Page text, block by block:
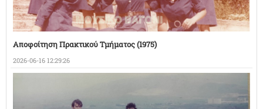
Αποφοίτηση Πρακτικού Τμήματος (1975)
2026-06-16 12:29:26